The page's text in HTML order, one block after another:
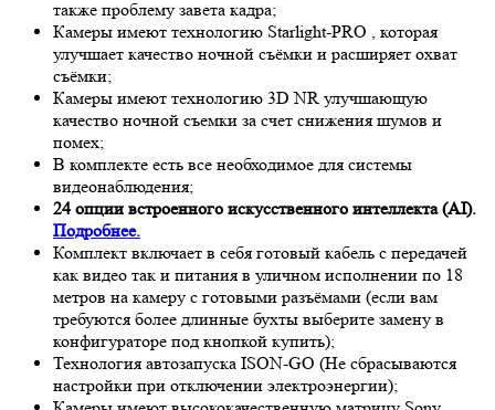
также проблему завета кадра;
Камеры имеют технологию Starlight-PRO , которая
улучшает качество ночной съёмки и расширяет охват
съёмки;
Камеры имеют технологию 3D NR улучшающую
качество ночной съемки за счет снижения шумов и
помех;
В комплекте есть все необходимое для системы
видеонаблюдения;
24 опции встроенного искусственного интеллекта (AI).
Подробнее.
Комплект включает в себя готовый кабель с передачей
как видео так и питания в уличном исполнении по 18
метров на камеру с готовыми разъёмами (если вам
требуются более длинные бухты выберите замену в
конфигураторе под кнопкой купить);
Технология автозапуска ISON-GO (Не сбрасываются
настройки при отключении электроэнергии);